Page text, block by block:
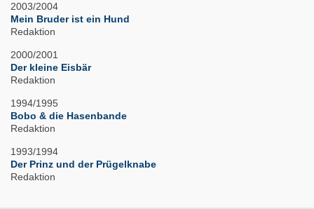
2003/2004
Mein Bruder ist ein Hund
Redaktion
2000/2001
Der kleine Eisbär
Redaktion
1994/1995
Bobo & die Hasenbande
Redaktion
1993/1994
Der Prinz und der Prügelknabe
Redaktion